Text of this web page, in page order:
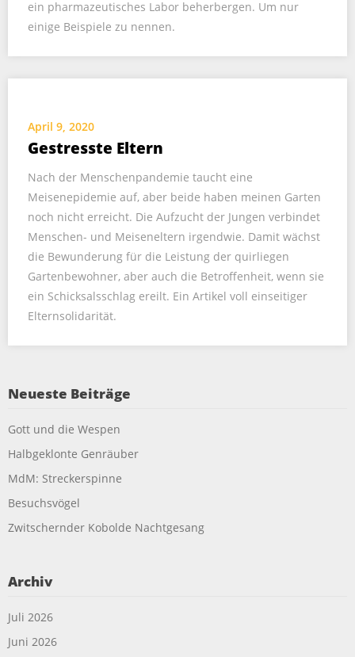
ein pharmazeutisches Labor beherbergen. Um nur
einige Beispiele zu nennen.
April 9, 2020
Gestresste Eltern
Nach der Menschenpandemie taucht eine
Meisenepidemie auf, aber beide haben meinen Garten
noch nicht erreicht. Die Aufzucht der Jungen verbindet
Menschen- und Meiseneltern irgendwie. Damit wächst
die Bewunderung für die Leistung der quirliegen
Gartenbewohner, aber auch die Betroffenheit, wenn sie
ein Schicksalsschlag ereilt. Ein Artikel voll einseitiger
Elternsolidarität.
Neueste Beiträge
Gott und die Wespen
Halbgeklonte Genräuber
MdM: Streckerspinne
Besuchsvögel
Zwitschernder Kobolde Nachtgesang
Archiv
Juli 2026
Juni 2026